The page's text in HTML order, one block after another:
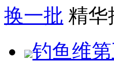
换一批 精华
钓鱼维